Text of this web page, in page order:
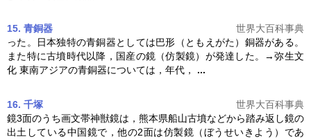
15. 青銅器
世界大百科事典
った。日本独特の青銅器としては巴形（ともえがた）銅器がある。
また特に古墳時代以降，国産の鏡（仿製鏡）が発達した。→弥生文
化 東南アジアの青銅器については，年代， ...
16. 千塚
世界大百科事典
鏡3面のうち画文帯神獣鏡は，熊本県船山古墳などから踏み返し鏡の
出土している中国鏡で，他の2面は仿製鏡 （ぼうせいきよう）であ